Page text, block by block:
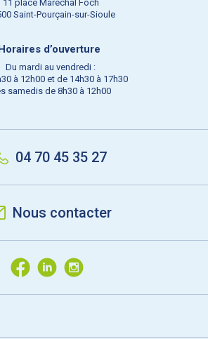
11 place Maréchal Foch
Saint-Pourçain-sur-Sioule
d’ouverture
Du mardi au vendredi :
à 12h00 et de 14h30 à 17h30
samedis de 8h30 à 12h00
04 70 45 35 27
Nous contacter